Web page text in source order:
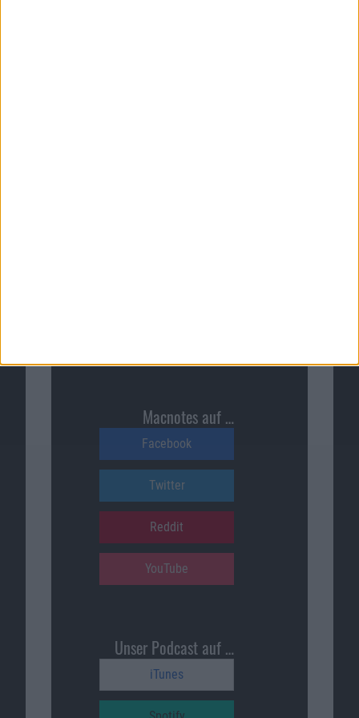
Macnotes auf …
Facebook
Twitter
Reddit
YouTube
Unser Podcast auf …
iTunes